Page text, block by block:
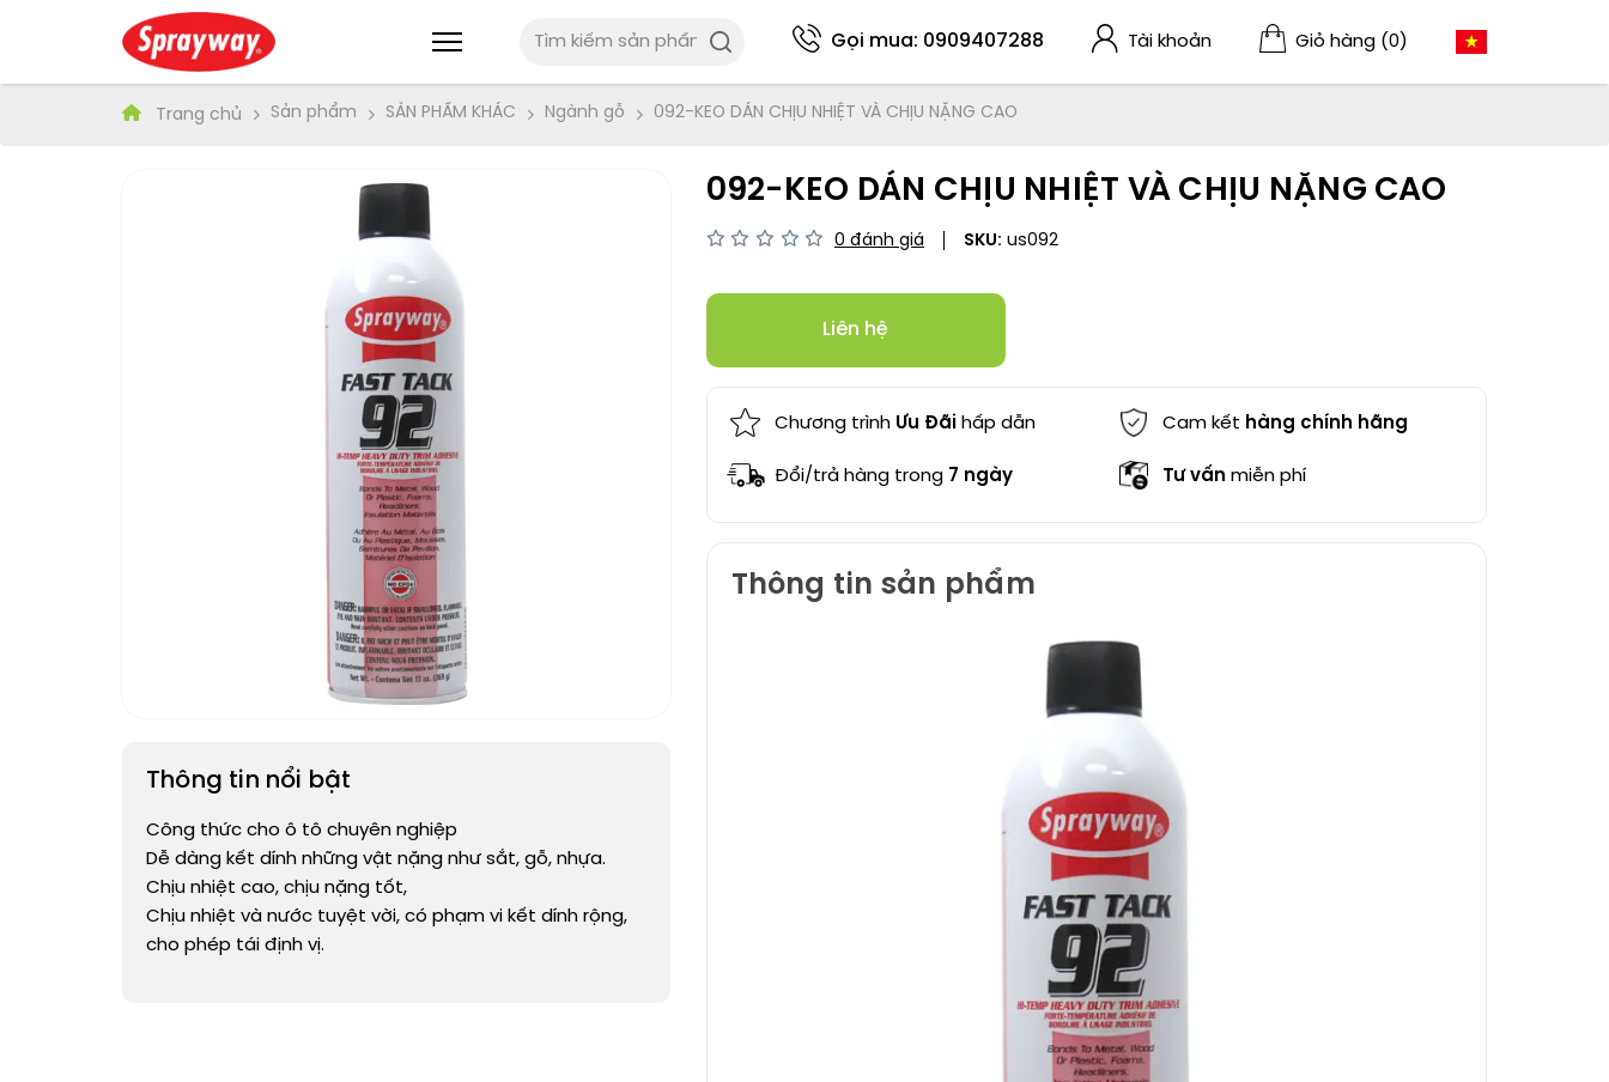
Gọi mua: 0909407288 Tài khoản Giỏ hàng (0)
Trang chủ Sản phẩm SẢN PHẨM KHÁC Ngành gỗ 092-KEO DÁN CHỊU NHIỆT VÀ CHỊU NẶNG CAO
Thông tin nổi bật
Công thức cho ô tô chuyên nghiệp
Dễ dàng kết dính những vật nặng như sắt, gỗ, nhựa.
Chịu nhiệt cao, chịu nặng tốt,
Chịu nhiệt và nước tuyệt vời, có phạm vi kết dính rộng,
cho phép tái định vị.
092-KEO DÁN CHỊU NHIỆT VÀ CHỊU NẶNG CAO
0 đánh giá SKU: us092
Liên hệ
Chương trình Ưu Đãihấp dẫn Cam kết hàng chính hãng
Đổi/trả hàng trong 7 ngày Tư vấn miễn phí
Thông tin sản phẩm